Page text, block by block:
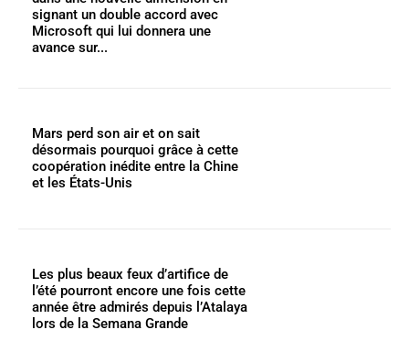
signant un double accord avec
Microsoft qui lui donnera une
avance sur...
Mars perd son air et on sait
désormais pourquoi grâce à cette
coopération inédite entre la Chine
et les États-Unis
Les plus beaux feux d’artifice de
l’été pourront encore une fois cette
année être admirés depuis l’Atalaya
lors de la Semana Grande